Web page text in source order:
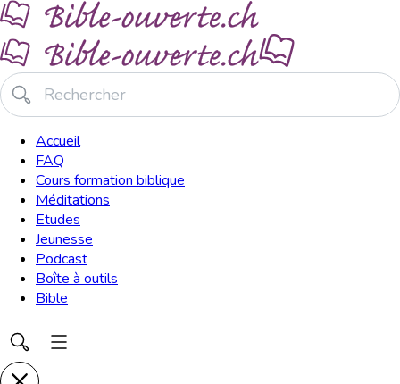
Accueil
FAQ
Cours formation biblique
Méditations
Etudes
Jeunesse
Podcast
Boîte à outils
Bible